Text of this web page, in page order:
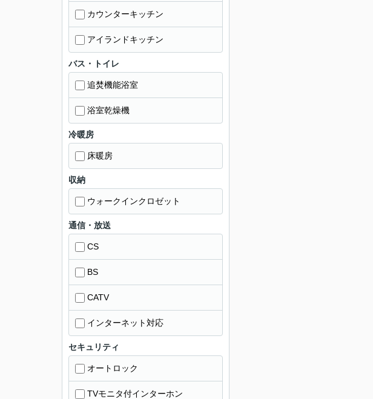
カウンターキッチン
アイランドキッチン
バス・トイレ
追焚機能浴室
浴室乾燥機
冷暖房
床暖房
収納
ウォークインクロゼット
通信・放送
CS
BS
CATV
インターネット対応
セキュリティ
オートロック
TVモニタ付インターホン